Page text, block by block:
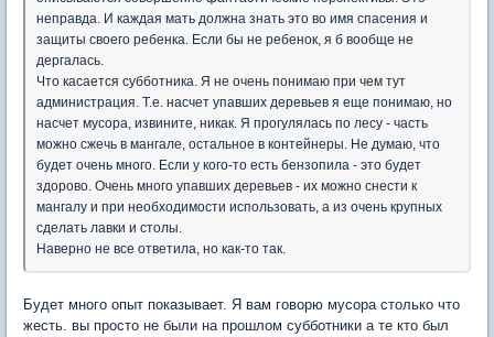
неправда. И каждая мать должна знать это во имя спасения и
защиты своего ребенка. Если бы не ребенок, я б вообще не
дергалась.
Что касается субботника. Я не очень понимаю при чем тут
администрация. Т.е. насчет упавших деревьев я еще понимаю, но
насчет мусора, извините, никак. Я прогулялась по лесу - часть
можно сжечь в мангале, остальное в контейнеры. Не думаю, что
будет очень много. Если у кого-то есть бензопила - это будет
здорово. Очень много упавших деревьев - их можно снести к
мангалу и при необходимости использовать, а из очень крупных
сделать лавки и столы.
Наверно не все ответила, но как-то так.
Будет много опыт показывает. Я вам говорю мусора столько что
жесть. вы просто не были на прошлом субботники а те кто был